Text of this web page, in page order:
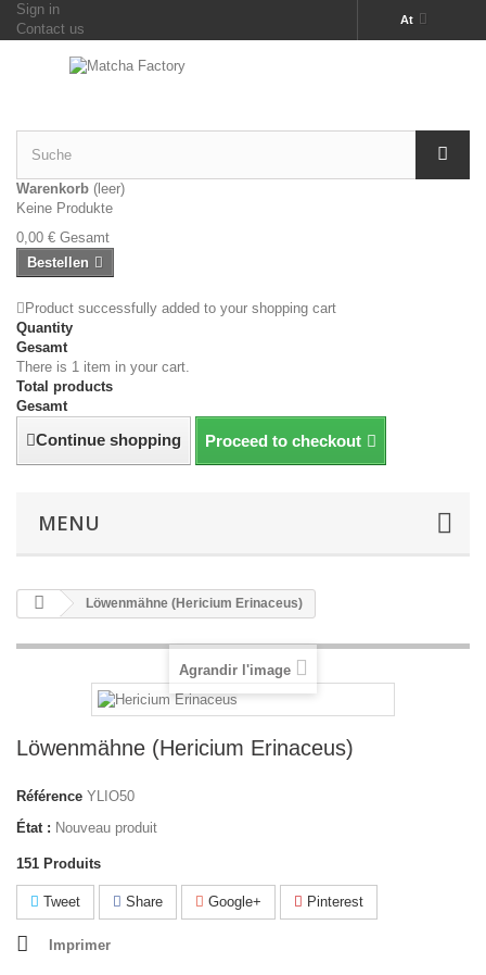
At
Sign in
Contact us
Warenkorb (leer)
Keine Produkte
0,00 € Gesamt
Bestellen
Product successfully added to your shopping cart
Quantity
Gesamt
There is 1 item in your cart.
Total products
Gesamt
Continue shopping Proceed to checkout
MENU
Löwenmähne (Hericium Erinaceus)
Agrandir l'image
Löwenmähne (Hericium Erinaceus)
Référence YLIO50
État : Nouveau produit
151 Produits
Tweet Share Google+ Pinterest
Imprimer